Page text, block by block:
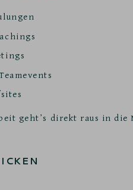
geht’s direkt raus in die